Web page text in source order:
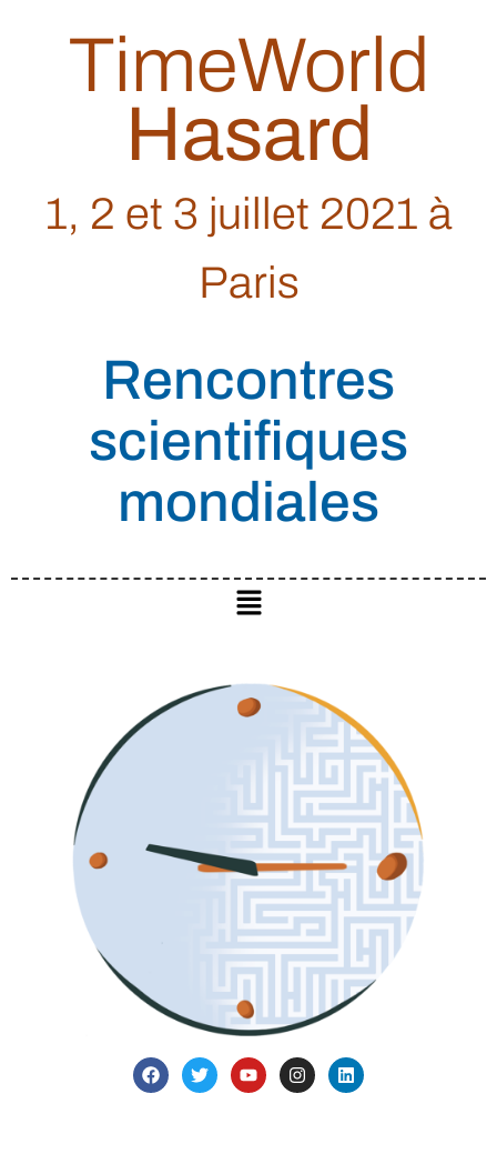
TimeWorld
Hasard
1, 2 et 3 juillet 2021 à
Paris
Rencontres
scientifiques
mondiales​